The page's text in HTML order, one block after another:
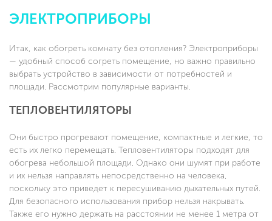
ЭЛЕКТРОПРИБОРЫ
Итак, как обогреть комнату без отопления? Электроприборы
— удобный способ согреть помещение, но важно правильно
выбрать устройство в зависимости от потребностей и
площади. Рассмотрим популярные варианты.
ТЕПЛОВЕНТИЛЯТОРЫ
Они быстро прогревают помещение, компактные и легкие, то
есть их легко перемещать. Тепловентиляторы подходят для
обогрева небольшой площади. Однако они шумят при работе
и их нельзя направлять непосредственно на человека,
поскольку это приведет к пересушиванию дыхательных путей.
Для безопасного использования прибор нельзя накрывать.
Также его нужно держать на расстоянии не менее 1 метра от